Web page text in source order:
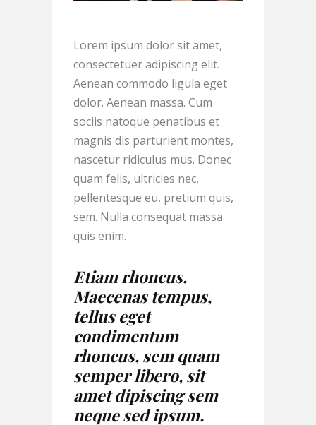
Lorem ipsum dolor sit amet,
consectetuer adipiscing elit.
Aenean commodo ligula eget
dolor. Aenean massa. Cum
sociis natoque penatibus et
magnis dis parturient montes,
nascetur ridiculus mus. Donec
quam felis, ultricies nec,
pellentesque eu, pretium quis,
sem. Nulla consequat massa
quis enim.
Etiam rhoncus.
Maecenas tempus,
tellus eget
condimentum
rhoncus, sem quam
semper libero, sit
amet dipiscing sem
neque sed ipsum.